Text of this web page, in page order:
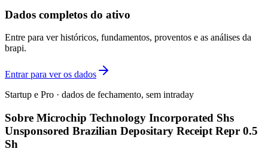
Dados completos do ativo
Entre para ver históricos, fundamentos, proventos e as análises da
brapi.
Entrar para ver os dados
Startup e Pro · dados de fechamento, sem intraday
Sobre Microchip Technology Incorporated Shs
Unsponsored Brazilian Depositary Receipt Repr 0.5
Sh